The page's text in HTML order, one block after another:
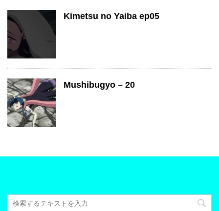
Kimetsu no Yaiba ep05
Mushibugyo – 20